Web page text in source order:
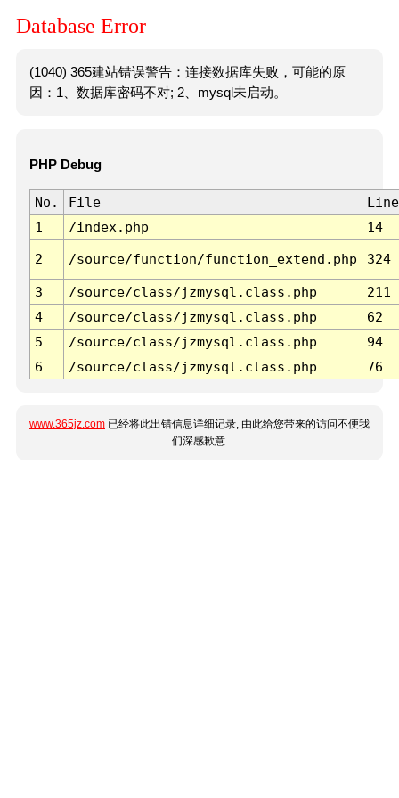
Database Error
(1040) 365建站错误警告：连接数据库失败，可能的原
因：1、数据库密码不对; 2、mysql未启动。
PHP Debug
No. File
Line
1
/index.php 14
2 /source/function/function_extend.php 324
3 /source/class/jzmysql.class.php
211
4
/source/class/jzmysql.class.php
62
5
/source/class/jzmysql.class.php
94
6
/source/class/jzmysql.class.php 76
www.365jz.com 已经将此出错信息详细记录, 由此给您带来的访问不便我
们深感歉意.